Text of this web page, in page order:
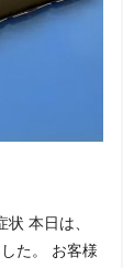
本日は、
た。 お客様